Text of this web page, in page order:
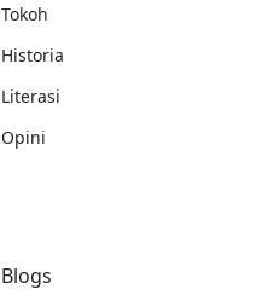
Tokoh
Historia
Literasi
Opini
Blogs